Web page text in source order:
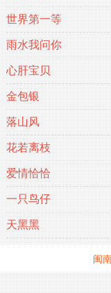
世界第一等
雨水我问你
心肝宝贝
金包银
落山风
花若离枝
爱情恰恰
一只鸟仔
天黑黑
闽